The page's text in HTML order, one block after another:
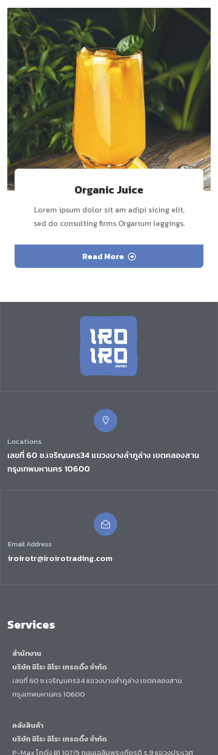
Organic Juice
Lorem ipsum dolor sit am adipi sicing elit,
sed do consulting firms Orgarium leggings.
Read More
Locations
เลขที่ 60 ซ.เจริญนคร34 แขวงบางลำภูล่าง เขตคลองสาน
กรุงเทพมหานคร 10600
Email Address
iroirotr@iroirotrading.com
Services
สำนักงาน
บริษัท อิโระ อิโระ เทรดดิ้ง จำกัด
เลขที่ 60 ซ.เจริญนคร34 แขวงบางลำภูล่าง เขตคลองสาน
กรุงเทพมหานคร 10600
คลังสินค้า
บริษัท อิโระ อิโระ เทรดดิ้ง จำกัด
P-Max โกดัง B1 107/5 ถนนเฉลิมพระเกียรติ ร.9 แขวงประเวศ